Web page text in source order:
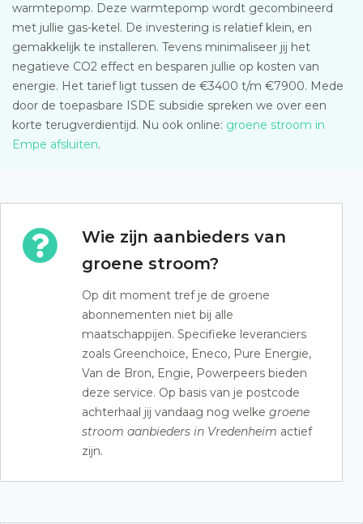
warmtepomp. Deze warmtepomp wordt gecombineerd
met jullie gas-ketel. De investering is relatief klein, en
gemakkelijk te installeren. Tevens minimaliseer jij het
negatieve CO2 effect en besparen jullie op kosten van
energie. Het tarief ligt tussen de €3400 t/m €7900. Mede
door de toepasbare ISDE subsidie spreken we over een
korte terugverdientijd. Nu ook online: groene stroom in
Empe afsluiten.
Wie zijn aanbieders van
groene stroom?
Op dit moment tref je de groene
abonnementen niet bij alle
maatschappijen. Specifieke leveranciers
zoals Greenchoice, Eneco, Pure Energie,
Van de Bron, Engie, Powerpeers bieden
deze service. Op basis van je postcode
achterhaal jij vandaag nog welke groene
stroom aanbieders in Vredenheim actief
zijn.